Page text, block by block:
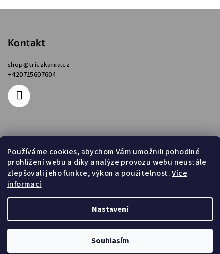
Používáme cookies, abychom Vám umožnili pohodlné
prohlížení webu a díky analýze provozu webu neustále
zlepšovali jeho funkce, výkon a použitelnost.Více
informací
Nastavení
Souhlasím
Kontakt
shop@triczkarna.cz
+420725607604
Obchodní podmínky
Podmínky ochrany osobních údajů
Napište nám
Kontakty